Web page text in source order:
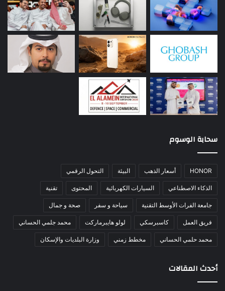
سحابة الوسوم
HONOR أسعار الذهب البيئة التحول الرقمي
الذكاء الاصطناعي السيارات الكهربائية المحتوى تقنية
جامعة الفرات الأوسط التقنية سياحة و سفر صحة و جمال
فريق العمل كاسبرسكي لولو هايبرماركت محمد جلمي الحساني
محمد حلمي الحساني مخطط زمني وزارة البلديات والإسكان
أحدث المقالات